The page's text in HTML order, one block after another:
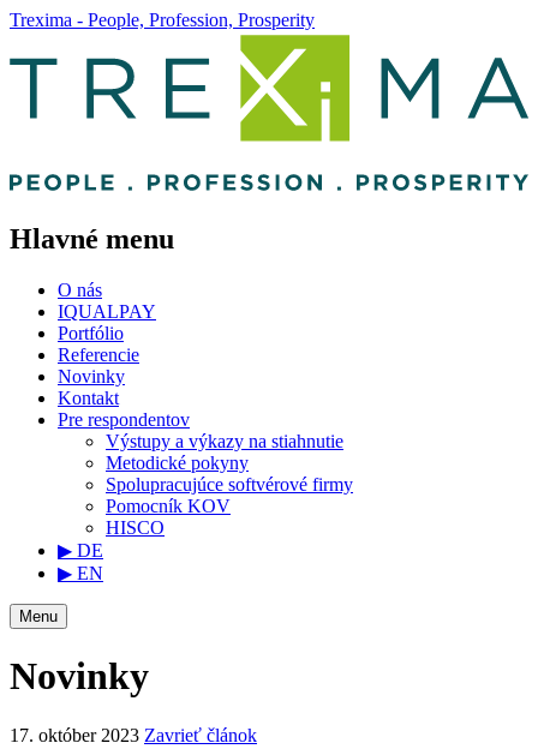
Trexima - People, Profession, Prosperity
Hlavné menu
O nás
IQUALPAY
Portfólio
Referencie
Novinky
Kontakt
Pre respondentov
Výstupy a výkazy na stiahnutie
Metodické pokyny
Spolupracujúce softvérové firmy
Pomocník KOV
HISCO
▶ DE
▶ EN
Menu
Novinky
17. október 2023 Zavrieť článok